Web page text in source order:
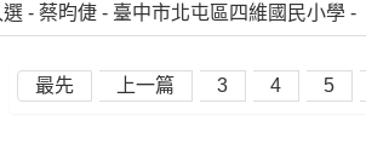
- 蔡昀倢 - 臺中市北屯區四維國民小學 -
最先 上一篇 3 4 5